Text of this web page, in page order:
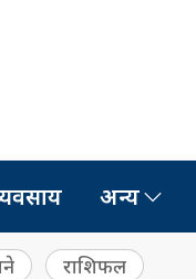
अन्य
राशिफल